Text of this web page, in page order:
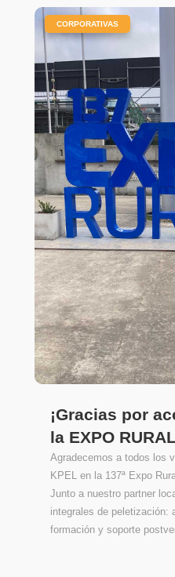
¡Gracias por
la EXPO
CORPORATIVAS
Agradecemos a todos los
KPEL en la 137ª Expo
Junto a nuestro partner
integrales de peletización:
formación y soporte